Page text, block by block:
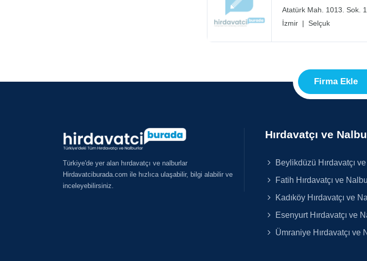
Atatürk Mah. 1013. Sok.
İzmir | Selçuk
Firma Ekle
Türkiye'de yer alan hırdavatçı ve nalburlar
Hirdavatciburada.com ile hızlıca ulaşabilir, bilgi alabilir ve
inceleyebilirsiniz.
Hırdavatçı ve
Beylikdüzü Hırdavatçı
Fatih Hırdavatçı ve
Kadıköy Hırdavatçı ve
Esenyurt Hırdavatçı ve
Ümraniye Hırdavatçı ve